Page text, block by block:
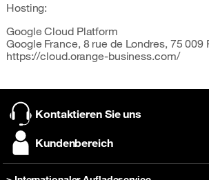
Hosting:
Google Cloud Platform
Google France, 8 rue de Londres, 75 009
https://cloud.orange-business.com/
Kontaktieren Sie uns
Kundenbereich